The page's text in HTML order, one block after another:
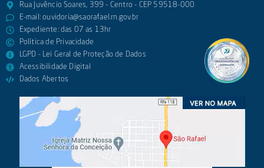
Rua Juvêncio Soares, 399 - Centro - CEP 59518-000
E-mail:ouvidoria@saorafael.rn.gov.br
Expediente: das 07 as 13hr
Política de Privacidade
LGPD - Lei Geral de Proteção de Dados
Acessibilidade Digital
Dados Abertos